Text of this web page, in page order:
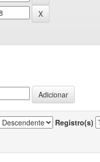
Registro(s)